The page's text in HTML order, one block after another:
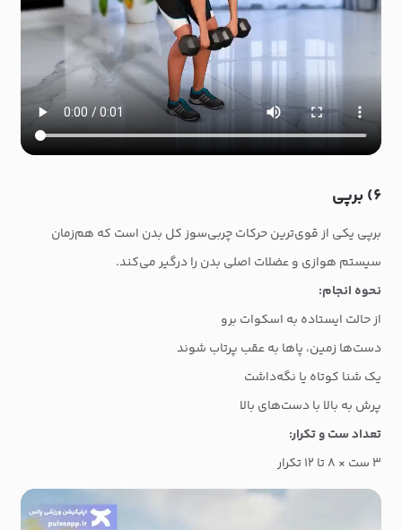
۶) برپی
برپی یکی از قوی‌ترین حرکات چربی‌سوز کل بدن است که هم‌زمان
سیستم هوازی و عضلات اصلی بدن را درگیر می‌کند.
نحوه انجام:
از حالت ایستاده به اسکوات برو
دست‌ها زمین، پاها به عقب پرتاب شوند
یک شنا کوتاه یا نگه‌داشت
پرش به بالا با دست‌های بالا
تعداد ست و تکرار:
۳ ست × ۸ تا ۱۲ تکرار